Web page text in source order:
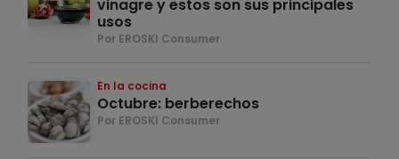
vinagre y estos son sus principales
usos
Por EROSKI Consumer
En la cocina
Octubre: berberechos
Por EROSKI Consumer